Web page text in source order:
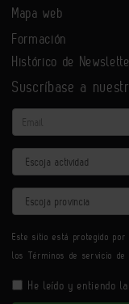
Mapa web
Formación
Histórico de
Suscríbase a
Email
Actividad
Provincia
Este sitio está protegido
los Términos de servicio de
He leído y entiendo la